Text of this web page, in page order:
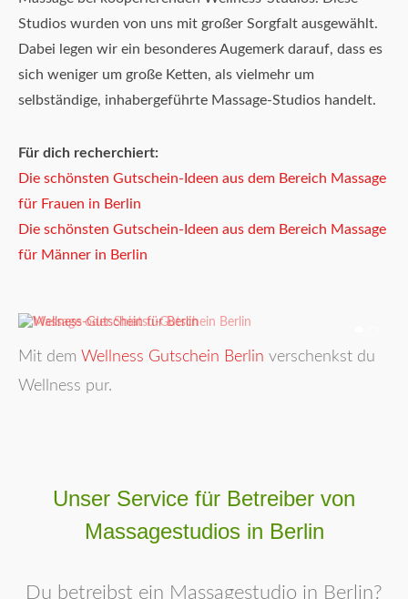
Studios wurden von uns mit großer Sorgfalt ausgewählt.
Dabei legen wir ein besonderes Augemerk darauf, dass es
sich weniger um große Ketten, als vielmehr um
selbständige, inhabergeführte Massage-Studios handelt.
Für dich recherchiert:
Die schönsten Gutschein-Ideen aus dem Bereich Massage
für Frauen in Berlin
Die schönsten Gutschein-Ideen aus dem Bereich Massage
für Männer in Berlin
Mit dem Wellness Gutschein Berlin verschenkst du
Wellness pur.
Unser Service für Betreiber von
Massagestudios in Berlin
Du betreibst ein Massagestudio in Berlin?